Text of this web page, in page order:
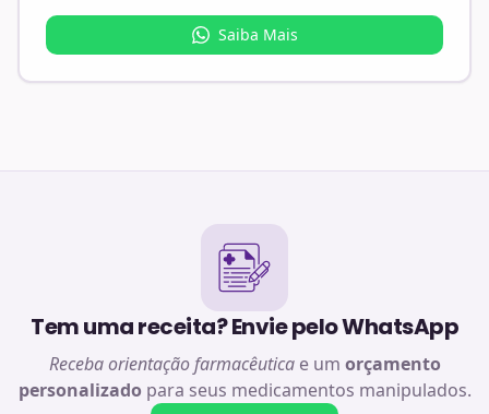
Saiba Mais
Tem uma receita? Envie pelo WhatsApp
Receba orientação farmacêuticae um orçamento
personalizado para seus medicamentos manipulados.